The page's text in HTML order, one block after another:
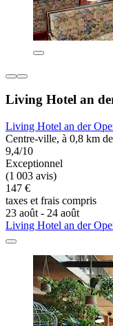
Living Hotel an
Living Hotel an der
Centre-ville, à 0,8 km
9,4/10
Exceptionnel
(1 003 avis)
147 €
taxes et frais compris
23 août - 24 août
Living Hotel an der